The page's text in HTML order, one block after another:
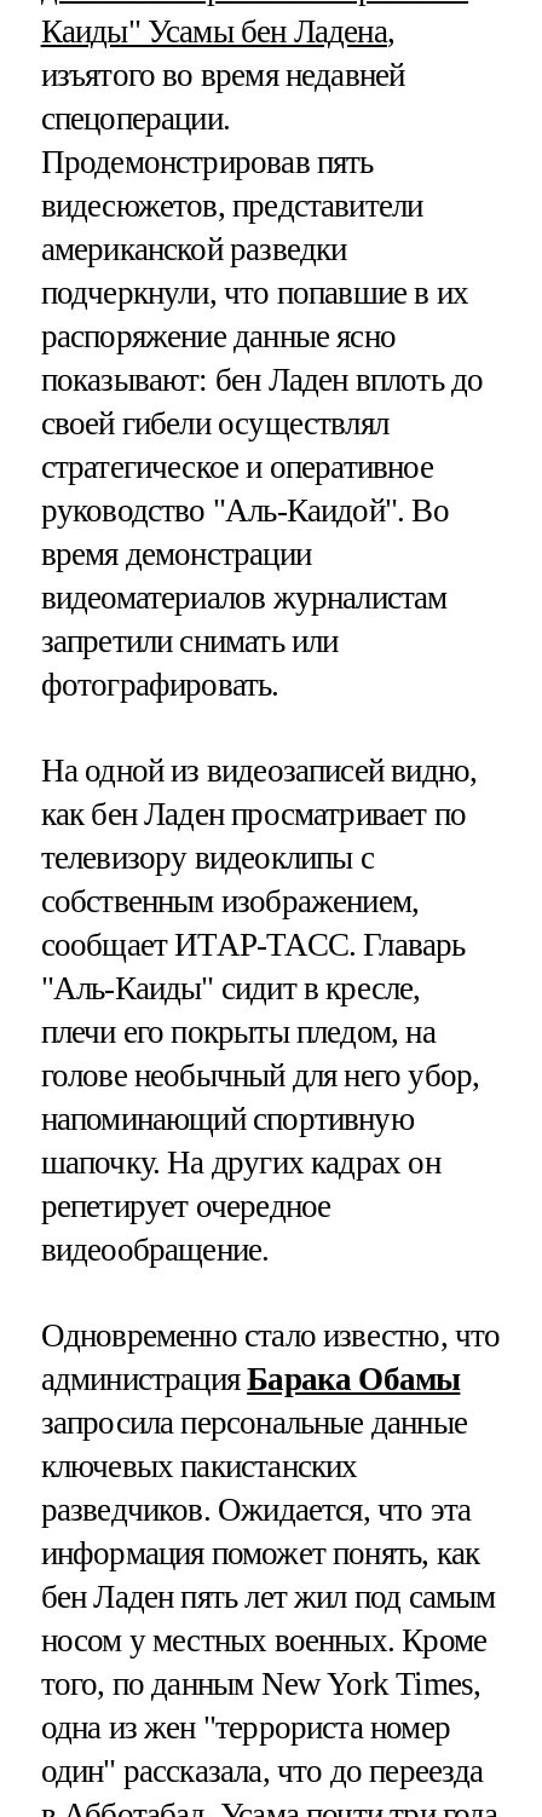
Каиды" Усамы бен Ладена,
изъятого во время недавней
спецоперации.
Продемонстрировав пять
видесюжетов, представители
американской разведки
подчеркнули, что попавшие в их
распоряжение данные ясно
показывают: бен Ладен вплоть до
своей гибели осуществлял
стратегическое и оперативное
руководство "Аль-Каидой". Во
время демонстрации
видеоматериалов журналистам
запретили снимать или
фотографировать.
На одной из видеозаписей видно,
как бен Ладен просматривает по
телевизору видеоклипы с
собственным изображением,
сообщает ИТАР-ТАСС. Главарь
"Аль-Каиды" сидит в кресле,
плечи его покрыты пледом, на
голове необычный для него убор,
напоминающий спортивную
шапочку. На других кадрах он
репетирует очередное
видеообращение.
Одновременно стало известно, что
администрацияБарака Обамы
запросила персональные данные
ключевых пакистанских
разведчиков. Ожидается, что эта
информация поможет понять, как
бен Ладен пять лет жил под самым
носом у местных военных. Кроме
того, по данным New York Times,
одна из жен "террориста номер
один" рассказала, что до переезда